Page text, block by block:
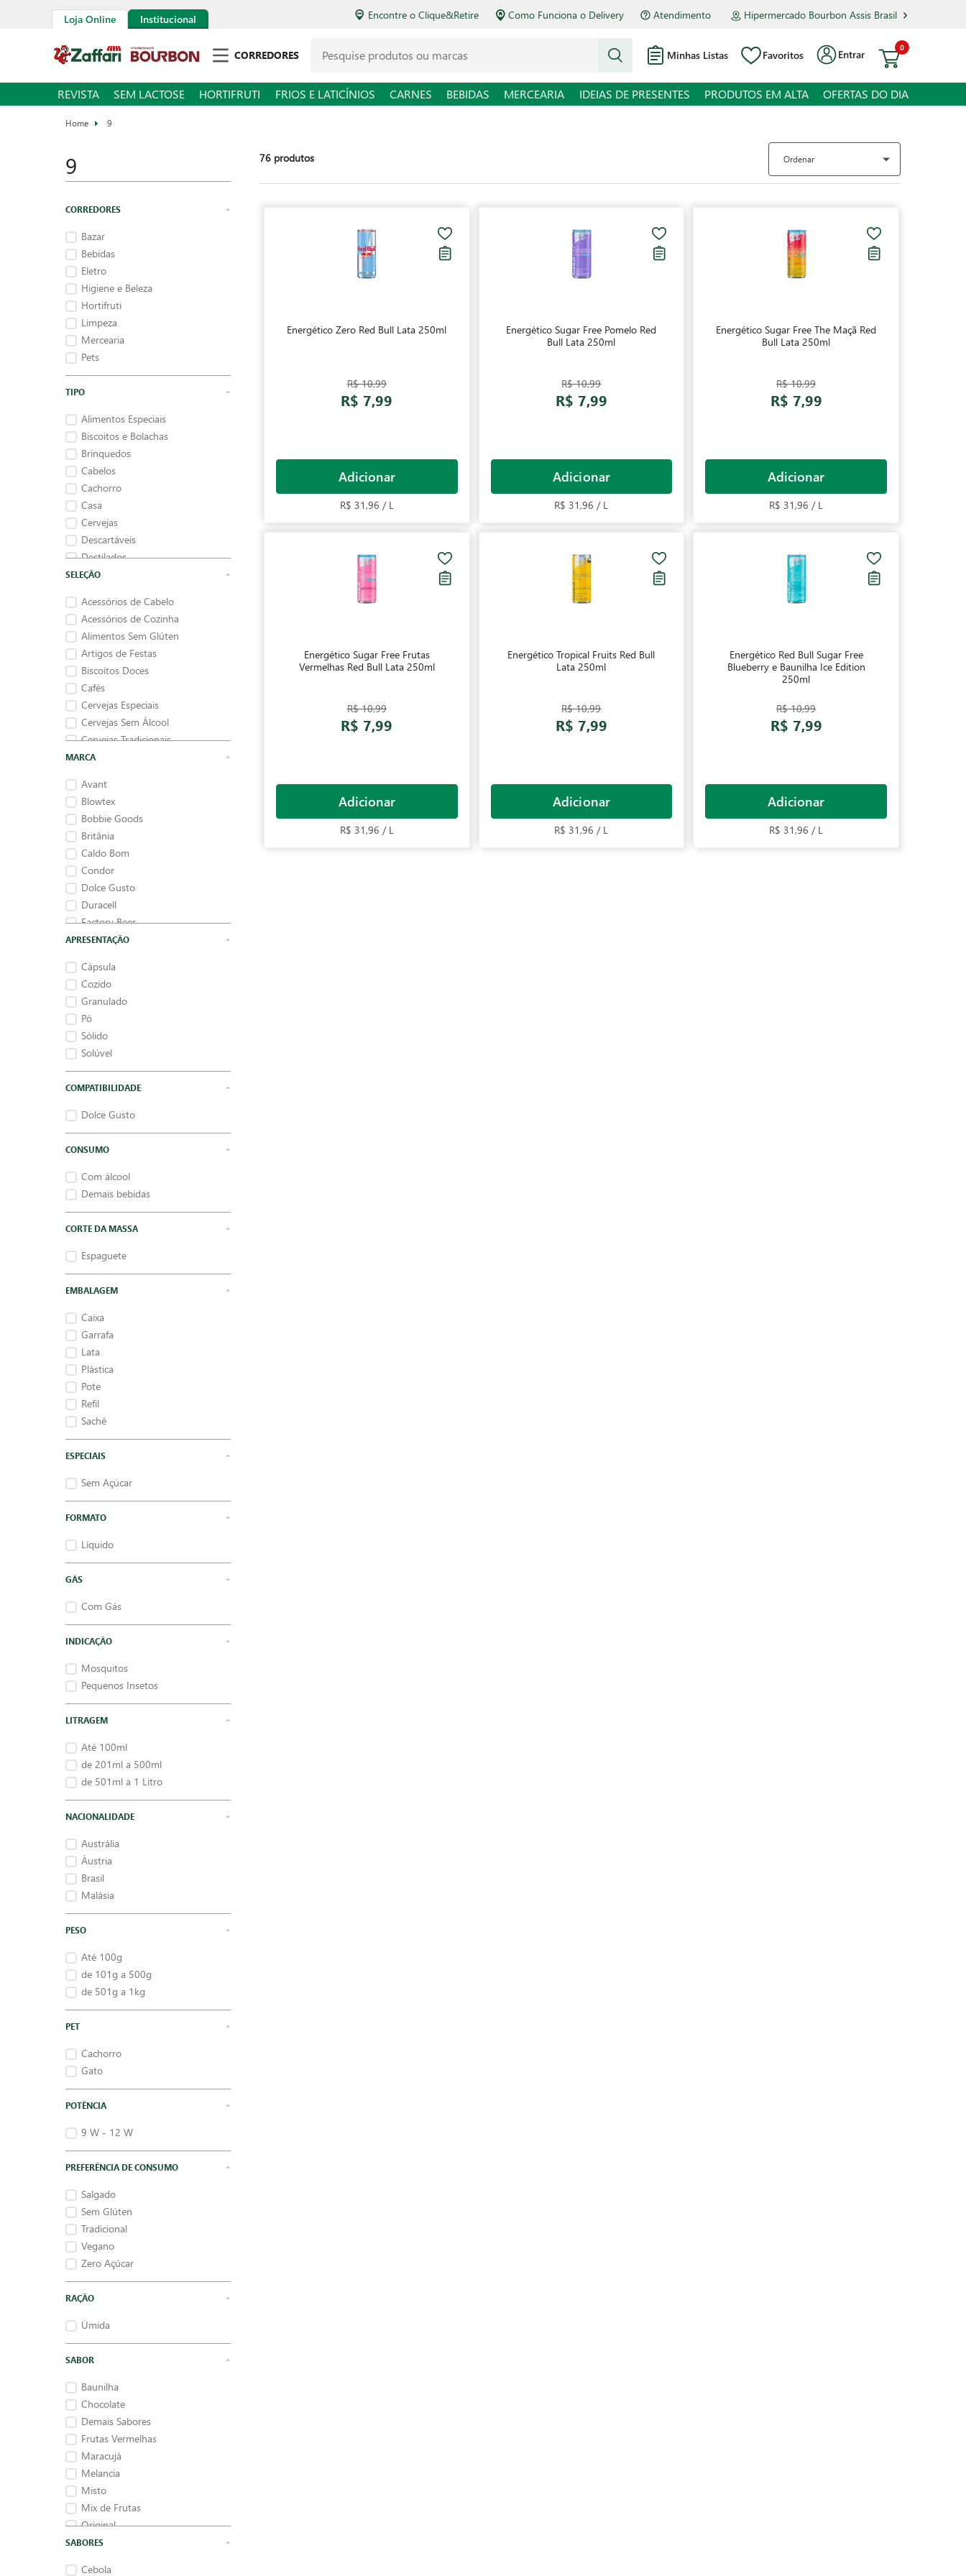
Loja Online Institucional Encontre o Clique&Retire Como Funciona o Delivery Atendimento Hipermercado Bourbon Assis Brasil
CORREDORES Minhas Listas Favoritos Entrar
0
REVISTA SEM LACTOSE HORTIFRUTI FRIOS E LATICÍNIOS CARNES BEBIDAS MERCEARIA IDEIAS DE PRESENTES PRODUTOS EM ALTA OFERTAS DO DIA
9
9
Bazar
Bebidas
Eletro
Higiene e Beleza
Hortifruti
Limpeza
Mercearia
Pets
Alimentos Especiais
Biscoitos e Bolachas
Brinquedos
Cabelos
Cachorro
Casa
Cervejas
Descartáveis
Destilados
Eletroportáteis
Acessórios de Cabelo
Acessórios de Cozinha
Alimentos Sem Glúten
Artigos de Festas
Biscoitos Doces
Cafés
Cervejas Especiais
Cervejas Sem Álcool
Cervejas Tradicionais
Chaleira Elétrica
MARCA
Avant
Blowtex
Bobbie Goods
Britânia
Caldo Bom
Condor
Dolce Gusto
Duracell
Factory Beer
Festcolor
APRESENTAÇÃO
Cápsula
Cozido
Granulado
Pó
Sólido
Solúvel
COMPATIBILIDADE
Dolce Gusto
CONSUMO
Com álcool
Demais bebidas
CORTE DA MASSA
Espaguete
EMBALAGEM
Caixa
Garrafa
Lata
Plástica
Pote
Refil
Sachê
ESPECIAIS
Sem Açúcar
FORMATO
Líquido
GÁS
Com Gás
INDICAÇÃO
Mosquitos
Pequenos Insetos
LITRAGEM
Até 100ml
de 201ml a 500ml
de 501ml a 1 Litro
NACIONALIDADE
Austrália
Áustria
Brasil
Malásia
PESO
Até 100g
de 101g a 500g
de 501g a 1kg
PET
Cachorro
Gato
POTÊNCIA
9 W - 12 W
PREFERÊNCIA DE CONSUMO
Salgado
Sem Glúten
Tradicional
Vegano
Zero Açúcar
RAÇÃO
Úmida
SABOR
Baunilha
Chocolate
Demais Sabores
Frutas Vermelhas
Maracujá
Melancia
Misto
Mix de Frutas
Original
Pêssego
SABORES
Cebola
76 produtos Ordenar
Energético Zero Red Bull Lata 250ml
R$ 10,99
R$ 7,99
Adicionar
R$ 31,96 / L
Energético Sugar Free Pomelo Red
Bull Lata 250ml
R$ 10,99
R$ 7,99
Adicionar
R$ 31,96 / L
Energético Sugar Free The Maçã Red
Bull Lata 250ml
R$ 10,99
R$ 7,99
Adicionar
R$ 31,96 / L
Energético Sugar Free Frutas
Vermelhas Red Bull Lata 250ml
R$ 10,99
R$ 7,99
Adicionar
R$ 31,96 / L
Energético Tropical Fruits Red Bull
Lata 250ml
R$ 10,99
R$ 7,99
Adicionar
R$ 31,96 / L
Energético Red Bull Sugar Free
Blueberry e Baunilha Ice Edition
250ml
R$ 10,99
R$ 7,99
Adicionar
R$ 31,96 / L